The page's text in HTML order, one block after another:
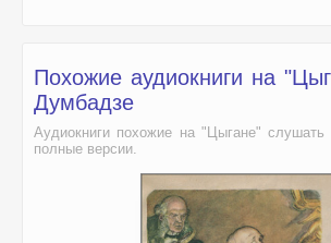
Похожие аудиокниги на
Думбадзе
Аудиокниги похожие на "Цыгане" слушать
полные версии.